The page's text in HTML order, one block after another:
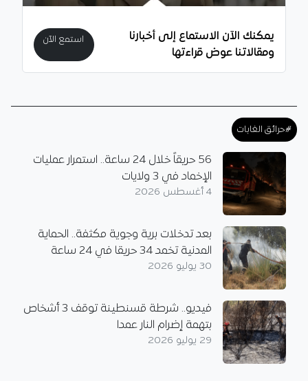
يمكنك الآن الاستماع إلى أخبارنا
ومقالاتنا عوض قراءتها
استمع الآن
#حرائق الغابات
56 حريقاً خلال 24 ساعة.. استمرار عمليات
الإخماد في 3 ولايات
4 أغسطس 2026
بعد تدخلات برية وجوية مكثفة.. الحماية
المدنية تخمد 34 حريقا في 24 ساعة
30 يوليو 2026
فيديو.. شرطة قسنطينة توقف 3 أشخاص
بتهمة إضرام النار عمدا
29 يوليو 2026